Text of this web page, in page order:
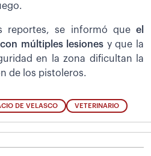
reportes, se informó que el
múltiples lesiones y que la
en la zona dificultan la
de los pistoleros.
DE VELASCO VETERINARIO